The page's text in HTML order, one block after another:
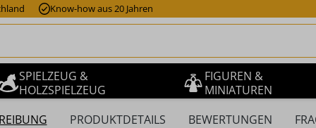
Know-how aus 20 Jahren
SPIELZEUG &
HOLZSPIELZEUG
FIGUREN &
MINIATUREN
PRODUKTDETAILS BEWERTUNGEN